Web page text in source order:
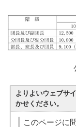
よりよいウェブサ
かせください。
このページに